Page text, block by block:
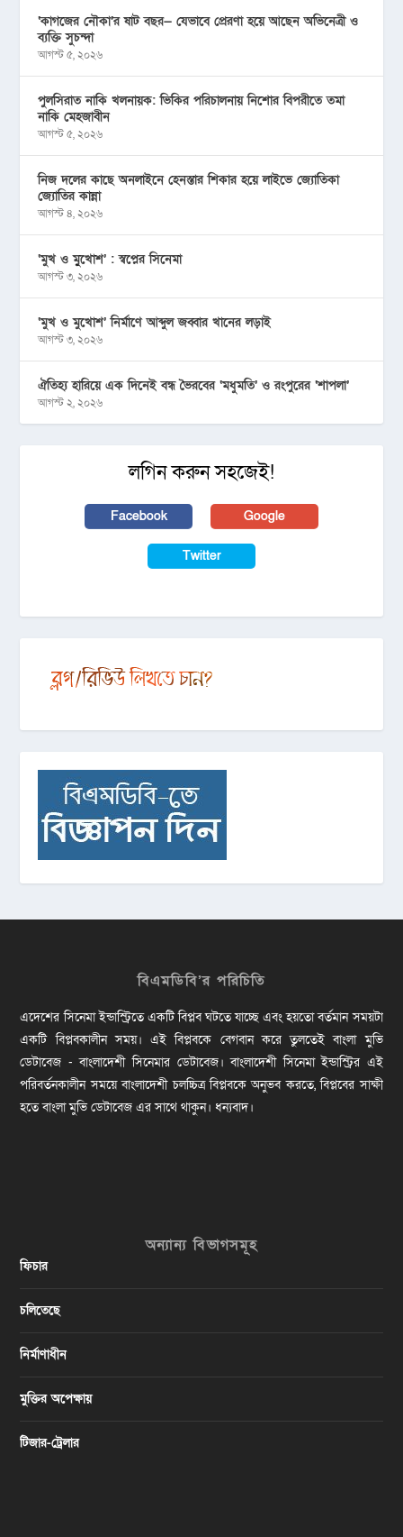
‘কাগজের নৌকা’র ষাট বছর— যেভাবে প্রেরণা হয়ে আছেন অভিনেত্রী ও
ব্যক্তি সুচন্দা
আগস্ট ৫, ২০২৬
পুলসিরাত নাকি খলনায়ক: ভিকির পরিচালনায় নিশোর বিপরীতে তমা
নাকি মেহজাবীন
আগস্ট ৫, ২০২৬
নিজ দলের কাছে অনলাইনে হেনস্তার শিকার হয়ে লাইভে জ্যোতিকা
জ্যোতির কান্না
আগস্ট ৪, ২০২৬
‘মুখ ও মু্খোশ’ : স্বপ্নের সিনেমা
আগস্ট ৩, ২০২৬
‘মুখ ও মুখোশ’ নির্মাণে আব্দুল জব্বার খানের লড়াই
আগস্ট ৩, ২০২৬
ঐতিহ্য হারিয়ে এক দিনেই বন্ধ ভৈরবের ‘মধুমতি’ ও রংপুরের ‘শাপলা’
আগস্ট ২, ২০২৬
লগিন করুন সহজেই!
Facebook Google
Twitter
বিএমডিবি’র পরিচিতি
এদেশের সিনেমা ইন্ডাস্ট্রিতে একটি বিপ্লব ঘটতে যাচ্ছে এবং হয়তো বর্তমান সময়টা
একটি বিপ্লবকালীন সময়। এই বিপ্লবকে বেগবান করে তুলতেই বাংলা মুভি
ডেটাবেজ - বাংলাদেশী সিনেমার ডেটাবেজ। বাংলাদেশী সিনেমা ইন্ডাস্ট্রির এই
পরিবর্তনকালীন সময়ে বাংলাদেশী চলচ্চিত্র বিপ্লবকে অনুভব করতে, বিপ্লবের সাক্ষী
হতে বাংলা মুভি ডেটাবেজ এর সাথে থাকুন। ধন্যবাদ।
অন্যান্য বিভাগসমূহ
ফিচার
চলিতেছে
নির্মাণাধীন
মুক্তির অপেক্ষায়
টিজার-ট্রেলার